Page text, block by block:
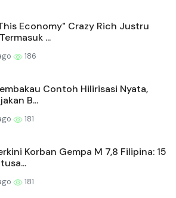
Economy" Crazy Rich Justru
...
186
Contoh Hilirisasi Nyata,
B...
181
Korban Gempa M 7,8 Filipina: 15
181